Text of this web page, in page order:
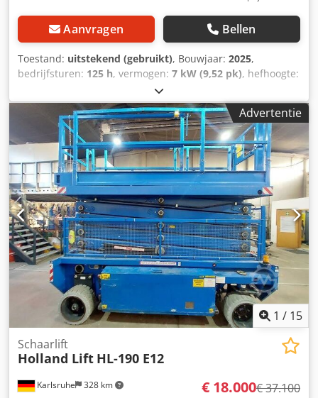
Aanvragen Bellen
Toestand: uitstekend (gebruikt), Bouwjaar: 2025,
bedrijfsturen: 125 h, vermogen: 7 kW (9,52 pk), hefhoogte:
hybride
Technische informatie Aandrijving: Wiel Motortype: Kubota
OC95-EF02 Leeggewicht: 3.450 kg Afmetingen (L x B x H):
410 x 160 x 195 cm Functioneel Mast: Zwenkarm
Hefcapaciteit: 227 kg Werkhoogte: 1.210 cm Maximale
reikwijdte: 640 cm CE-markering: ja Staat Technische staat:
zeer goed Optische staat: zeer goed = Verdere opties en
accessoires = - Niet-markerende banden Dwodpozq T
Dhofx Anmea = Opmerkingen = Aandrijflijn Emissieniveau:
Stage V / Tier V Algemeen Productieland: Engeland
Nederlands keuringsboek voor hoogwerkers, UVV geldig tot
02-2027, hybride aandrijving met dieselmotor of accu,
slijtvaste banden.
Advertentie
1 / 15
Karlsruhe 328 km
Schaarlift
Holland Lift HL-190 E12
€ 18.000€ 37.100